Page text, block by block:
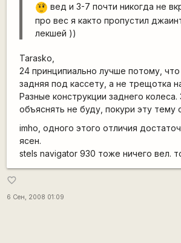
??? вед и 3-7 почти никогда не
про вес я както пропустил
лекшей ))
Tarasko,
24 принципиально лучше потому, что
задняя под кассету, а не трещотка
Разные конструкции заднего колеса.
объяснять не буду, покури эту тему
imho, одного этого отличия
ясен.
stels navigator 930 тоже ничего вел.
favorite_border
6 Сен, 2008 01:09